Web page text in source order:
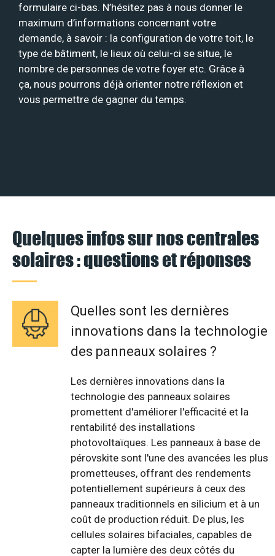
formulaire ci-bas. N’hésitez pas à nous donner le
maximum d’informations concernant votre
demande, à savoir : la configuration de votre toit, le
type de bâtiment, le lieux où celui-ci se situe, le
nombre de personnes de votre foyer etc. Grâce à
ça, nous pourrons déjà orienter notre réflexion et
vous permettre de gagner du temps.
Quelques infos sur nos centrales
solaires : questions et réponses
Quelles sont les dernières
innovations dans la technologie
des panneaux solaires ?
Les dernières innovations dans la
technologie des panneaux solaires
promettent d'améliorer l'efficacité et la
rentabilité des installations
photovoltaïques. Les panneaux à base de
pérovskite sont l'une des avancées les plus
prometteuses, offrant des rendements
potentiellement supérieurs à ceux des
panneaux traditionnels en silicium et à un
coût de production réduit. De plus, les
cellules solaires bifaciales, capables de
capter la lumière des deux côtés du